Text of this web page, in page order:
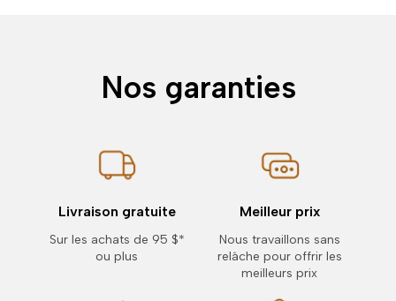
Nos garanties
Livraison gratuite
Sur les achats de 95 $*
ou plus
Meilleur prix
Nous travaillons sans
relâche pour offrir les
meilleurs prix